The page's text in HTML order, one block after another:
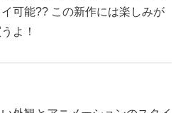
可能?? この新作には楽しみが
よ！